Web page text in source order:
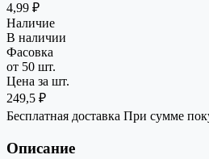
4,99 ₽
Наличие
В наличии
Фасовка
от 50 шт.
Цена за шт.
249,5 ₽
Бесплатная доставка При сумме
Описание